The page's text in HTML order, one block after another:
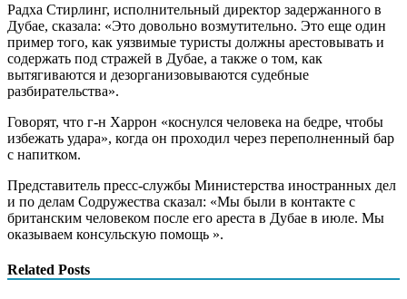
Радха Стирлинг, исполнительный директор задержанного в
Дубае, сказала: «Это довольно возмутительно. Это еще один
пример того, как уязвимые туристы должны арестовывать и
содержать под стражей в Дубае, а также о том, как
вытягиваются и дезорганизовываются судебные
разбирательства».
Говорят, что г-н Харрон «коснулся человека на бедре, чтобы
избежать удара», когда он проходил через переполненный бар
с напитком.
Представитель пресс-службы Министерства иностранных дел
и по делам Содружества сказал: «Мы были в контакте с
британским человеком после его ареста в Дубае в июле. Мы
оказываем консульскую помощь ».
Related Posts